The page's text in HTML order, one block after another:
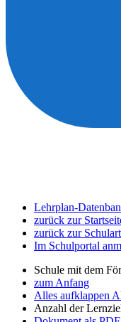
Lehrplan-
zurück zur
zurück zur Schulart
Im Schulportal
Schule mit dem
zum Anfang
Alles aufklappen
Anzahl der